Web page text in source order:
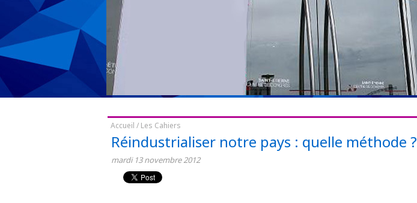
Accueil / Les Cahiers
Réindustrialiser notre pays : quelle méthode ?
mardi 13 novembre2012